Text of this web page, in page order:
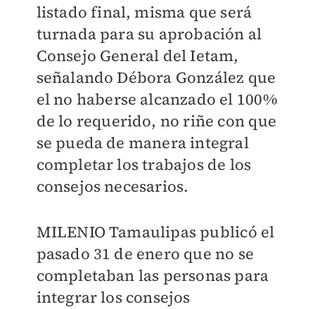
listado final, misma que será
turnada para su aprobación al
Consejo General del Ietam,
señalando Débora González que
el no haberse alcanzado el 100%
de lo requerido, no riñe con que
se pueda de manera integral
completar los trabajos de los
consejos necesarios.
MILENIO Tamaulipas publicó el
pasado 31 de enero que no se
completaban las personas para
integrar los consejos